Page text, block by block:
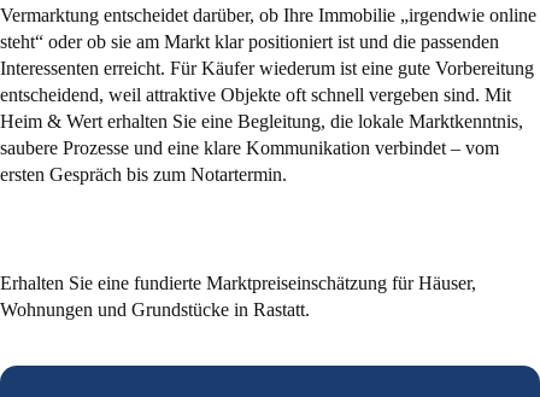
Vermarktung entscheidet darüber, ob Ihre Immobilie „irgendwie online
steht“ oder ob sie am Markt klar positioniert ist und die passenden
Interessenten erreicht. Für Käufer wiederum ist eine gute Vorbereitung
entscheidend, weil attraktive Objekte oft schnell vergeben sind. Mit
Heim & Wert erhalten Sie eine Begleitung, die lokale Marktkenntnis,
saubere Prozesse und eine klare Kommunikation verbindet – vom
ersten Gespräch bis zum Notartermin.
Erhalten Sie eine fundierte Marktpreiseinschätzung für Häuser,
Wohnungen und Grundstücke in Rastatt.